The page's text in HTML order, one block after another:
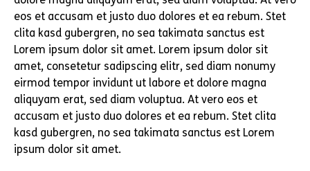
eos et accusam et justo duo dolores et ea rebum. Stet
clita kasd gubergren, no sea takimata sanctus est
Lorem ipsum dolor sit amet. Lorem ipsum dolor sit
amet, consetetur sadipscing elitr, sed diam nonumy
eirmod tempor invidunt ut labore et dolore magna
aliquyam erat, sed diam voluptua. At vero eos et
accusam et justo duo dolores et ea rebum. Stet clita
kasd gubergren, no sea takimata sanctus est Lorem
ipsum dolor sit amet.